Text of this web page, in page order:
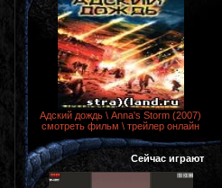
Адский дождь \ Anna's Storm (2007)
смотреть фильм \ трейлер онлайн
Сейчас играют